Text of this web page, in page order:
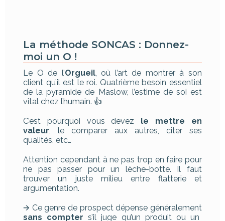
La méthode SONCAS : Donnez-
moi un O !
Le O de l’Orgueil, où l’art de montrer à son
client qu’il est le roi. Quatrième besoin essentiel
de la pyramide de Maslow, l’estime de soi est
vital chez l’humain. 👍
C’est pourquoi vous devez le mettre en
valeur, le comparer aux autres, citer ses
qualités, etc…
Attention cependant à ne pas trop en faire pour
ne pas passer pour un lèche-botte. Il faut
trouver un juste milieu entre flatterie et
argumentation.
🡪 Ce genre de prospect dépense généralement
sans compter s’il juge qu’un produit ou un